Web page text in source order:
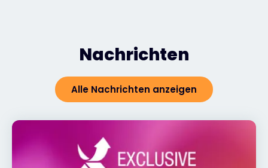
#weareexclusive
Nachrichten
Alle Nachrichten anzeigen